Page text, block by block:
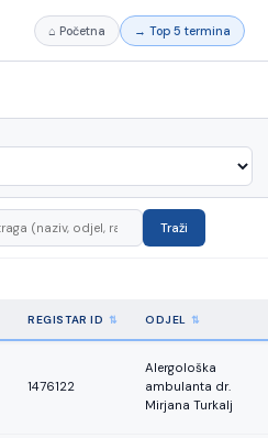
⌂ Početna → Top 5 termina
Traži
REGISTAR ID ODJEL
1476122
Alergološka
ambulanta dr.
Mirjana Turkalj